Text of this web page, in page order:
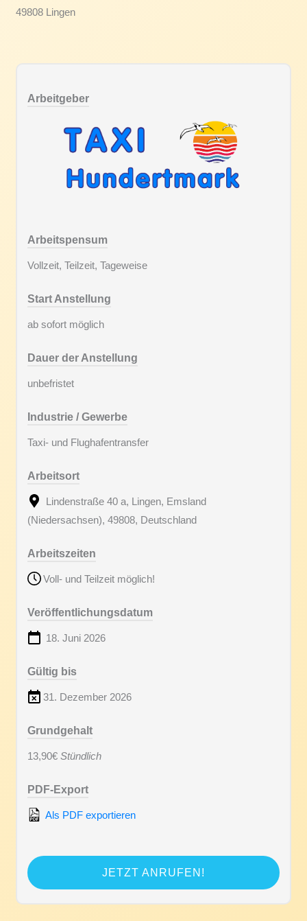
49808 Lingen
Arbeitgeber
Arbeitspensum
Vollzeit, Teilzeit, Tageweise
Start Anstellung
ab sofort möglich
Dauer der Anstellung
unbefristet
Industrie / Gewerbe
Taxi- und Flughafentransfer
Arbeitsort
Lindenstraße 40 a, Lingen, Emsland
(Niedersachsen), 49808, Deutschland
Arbeitszeiten
Voll- und Teilzeit möglich!
Veröffentlichungsdatum
18. Juni 2026
Gültig bis
31. Dezember 2026
Grundgehalt
13,90€Stündlich
PDF-Export
Als PDF exportieren
JETZT ANRUFEN!